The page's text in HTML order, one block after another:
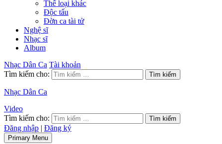
Thể loại khác
Độc tấu
Đờn ca tài tử
Nghệ sĩ
Nhạc sĩ
Album
Nhạc Dân Ca Tài khoản
Tìm kiếm cho:
Nhạc Dân Ca
Video
Tìm kiếm cho:
Đăng nhập | Đăng ký
Primary Menu